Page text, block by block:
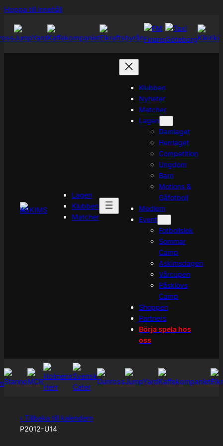
Hoppa till innehållHoppa
Lagen
Klubben
Matcher
Klubben
Nyheter
Matcher
Lagen
Damlaget
Herrlaget
Competition
Ungdom
Barn
Motions &
Gåfotboll
Medlem
Event
Fotbollslek
Sommar
Camp
Askimsdagen
Vårcupen
Påsklovs
Camp
Shoppen
Partners
Börja spela hos
oss
‹ Tillbaka till kalendern
P2012-U14